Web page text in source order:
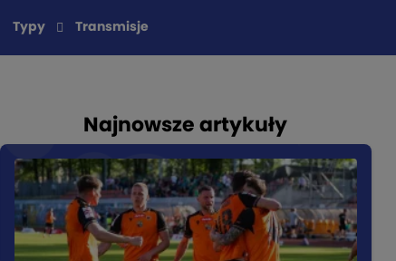
Typy Transmisje
Najnowsze artykuły